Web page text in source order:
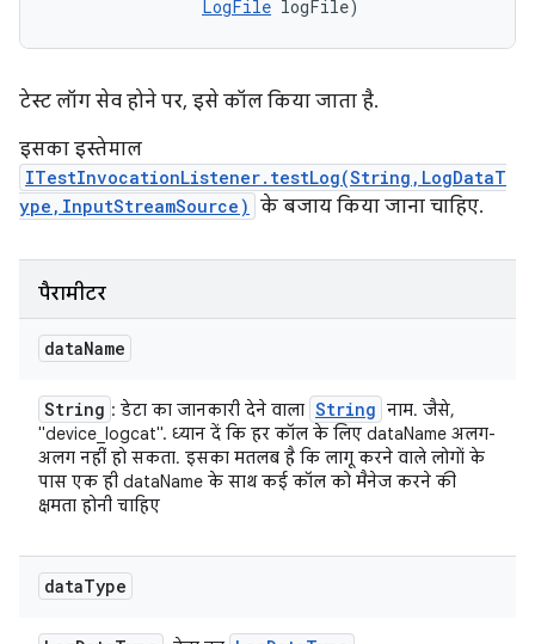
LogFile logFile)
टेस्ट लॉग सेव होने पर, इसे कॉल किया जाता है.
इसका इस्तेमाल
ITestInvocationListener.testLog(String,LogDataT
ype,InputStreamSource) के बजाय किया जाना चाहिए.
पैरामीटर
dataName
String : डेटा का जानकारी देने वाला String नाम. जैसे,
"device_logcat". ध्यान दें कि हर कॉल के लिए dataName अलग-
अलग नहीं हो सकता. इसका मतलब है कि लागू करने वाले लोगों के
पास एक ही dataName के साथ कई कॉल को मैनेज करने की
क्षमता होनी चाहिए
dataType